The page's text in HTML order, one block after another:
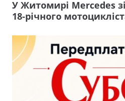
У Житомирі Mercedes
18-річного